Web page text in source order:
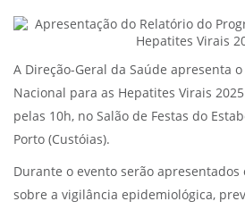
A Direção-Geral da Saúde apresenta
Nacional para as Hepatites Virais
pelas 10h, no Salão de Festas do
Porto (Custóias).
Durante o evento serão apresentados
sobre a vigilância epidemiológica,